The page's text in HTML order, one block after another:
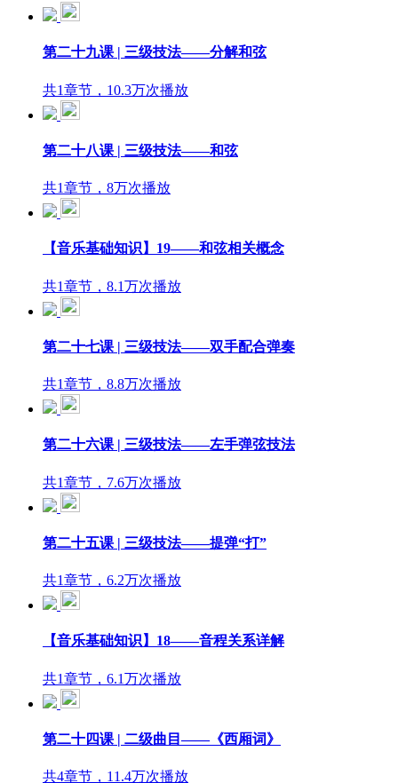
第二十九课 | 三级技法——分解和弦
共1章节，10.3万次播放
第二十八课 | 三级技法——和弦
共1章节，8万次播放
【音乐基础知识】19——和弦相关概念
共1章节，8.1万次播放
第二十七课 | 三级技法——双手配合弹奏
共1章节，8.8万次播放
第二十六课 | 三级技法——左手弹弦技法
共1章节，7.6万次播放
第二十五课 | 三级技法——提弹“打”
共1章节，6.2万次播放
【音乐基础知识】18——音程关系详解
共1章节，6.1万次播放
第二十四课 | 二级曲目——《西厢词》
共4章节，11.4万次播放